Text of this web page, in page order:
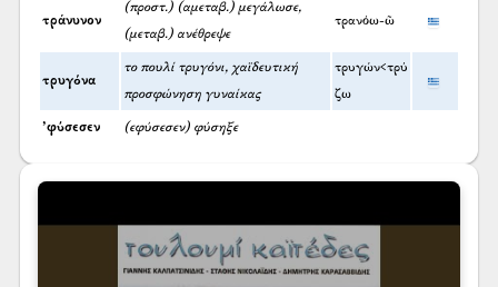
τράνυνον
(προστ.) (αμεταβ.) μεγάλωσε,
(μεταβ.) ανέθρεψε
τρανόω-ῶ
τρυγόνα
το πουλί τρυγόνι, χαϊδευτική
προσφώνηση γυναίκας
τρυγών<τρύ
ζω
’φύσεσεν (εφύσεσεν) φύσηξε